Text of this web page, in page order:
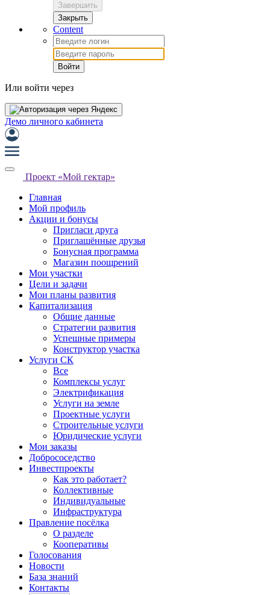
Завершить
Закрыть
Content
Войти
Или войти через
Демо личного кабинета
Проект «Мой гектар»
Главная
Мой профиль
Акции и бонусы
Пригласи друга
Приглашённые друзья
Бонусная программа
Магазин поощрений
Мои участки
Цели и задачи
Мои планы развития
Капитализация
Общие данные
Стратегии развития
Успешные примеры
Конструктор участка
Услуги СК
Все
Комплексы услуг
Электрификация
Услуги на земле
Проектные услуги
Строительные услуги
Юридические услуги
Мои заказы
Добрососедство
Инвестпроекты
Как это работает?
Коллективные
Индивидуальные
Инфраструктура
Правление посёлка
О разделе
Кооперативы
Голосования
Новости
База знаний
Контакты